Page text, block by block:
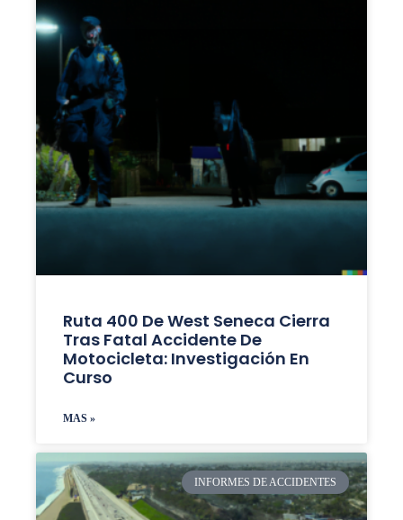
Ruta 400 De West Seneca Cierra
Tras Fatal Accidente De
Motocicleta: Investigación En
Curso
MAS »
INFORMES DE ACCIDENTES